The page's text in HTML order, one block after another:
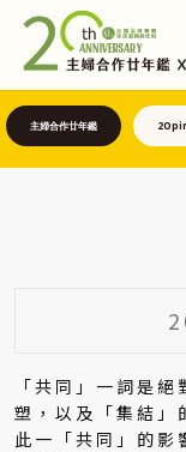
主婦合作廿年鑑
「共同」一詞是
塑，以及「集結」
此一「共同」的影